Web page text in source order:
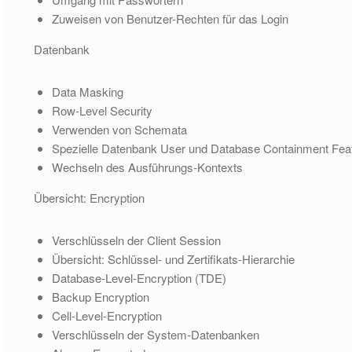
Zuweisen von Benutzer-Rechten für das Login
Datenbank
Data Masking
Row-Level Security
Verwenden von Schemata
Spezielle Datenbank User und Database Containment
Wechseln des Ausführungs-Kontexts
Übersicht: Encryption
Verschlüsseln der Client Session
Übersicht: Schlüssel- und Zertifikats-Hierarchie
Database-Level-Encryption (TDE)
Backup Encryption
Cell-Level-Encryption
Verschlüsseln der System-Datenbanken